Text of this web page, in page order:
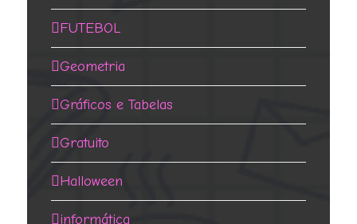
FUTEBOL
Geometria
Gráficos e Tabelas
Gratuito
Halloween
informática